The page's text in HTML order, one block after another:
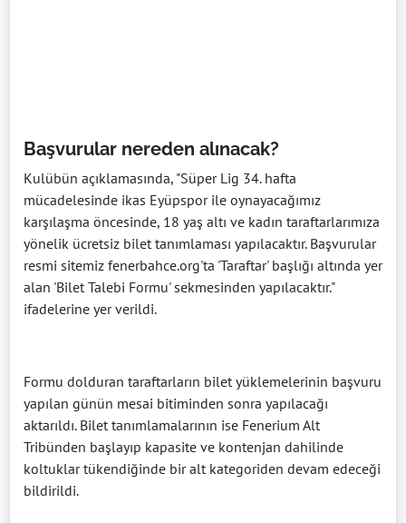
Başvurular nereden alınacak?
Kulübün açıklamasında, "Süper Lig 34. hafta
mücadelesinde ikas Eyüpspor ile oynayacağımız
karşılaşma öncesinde, 18 yaş altı ve kadın taraftarlarımıza
yönelik ücretsiz bilet tanımlaması yapılacaktır. Başvurular
resmi sitemiz fenerbahce.org'ta 'Taraftar' başlığı altında yer
alan 'Bilet Talebi Formu' sekmesinden yapılacaktır."
ifadelerine yer verildi.
Formu dolduran taraftarların bilet yüklemelerinin başvuru
yapılan günün mesai bitiminden sonra yapılacağı
aktarıldı. Bilet tanımlamalarının ise Fenerium Alt
Tribünden başlayıp kapasite ve kontenjan dahilinde
koltuklar tükendiğinde bir alt kategoriden devam edeceği
bildirildi.